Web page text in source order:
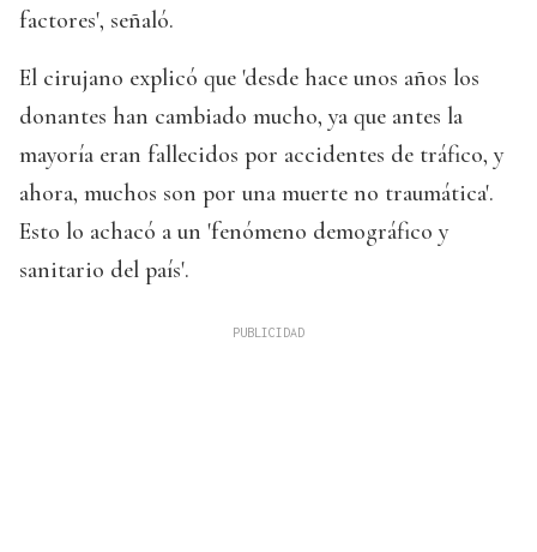
factores', señaló.
El cirujano explicó que 'desde hace unos años los
donantes han cambiado mucho, ya que antes la
mayoría eran fallecidos por accidentes de tráfico, y
ahora, muchos son por una muerte no traumática'.
Esto lo achacó a un 'fenómeno demográfico y
sanitario del país'.